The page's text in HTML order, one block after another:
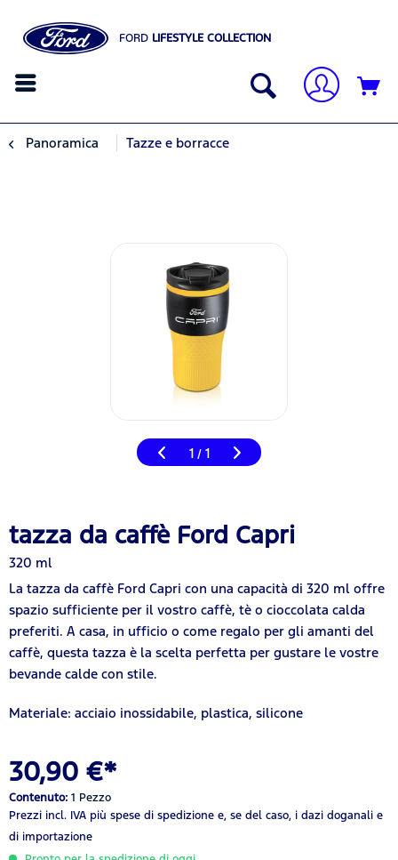
FORD LIFESTYLE COLLECTION
Panoramica Tazze e borracce
1 / 1
tazza da caffè Ford Capri
320 ml
La tazza da caffè Ford Capri con una capacità di 320 ml offre
spazio sufficiente per il vostro caffè, tè o cioccolata calda
preferiti. A casa, in ufficio o come regalo per gli amanti del
caffè, questa tazza è la scelta perfetta per gustare le vostre
bevande calde con stile.
Materiale: acciaio inossidabile, plastica, silicone
30,90 €*
Contenuto: 1 Pezzo
Prezzi incl. IVA più spese di spedizione e, se del caso, i dazi doganali e
di importazione